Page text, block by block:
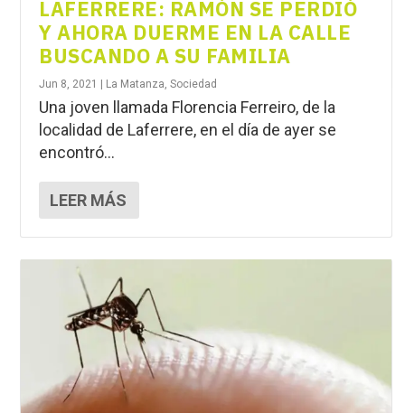
LAFERRERE: RAMÓN SE PERDIÓ
Y AHORA DUERME EN LA CALLE
BUSCANDO A SU FAMILIA
Jun 8, 2021 | La Matanza ,Sociedad
Una joven llamada Florencia Ferreiro, de la
localidad de Laferrere, en el día de ayer se
encontró...
LEER MÁS